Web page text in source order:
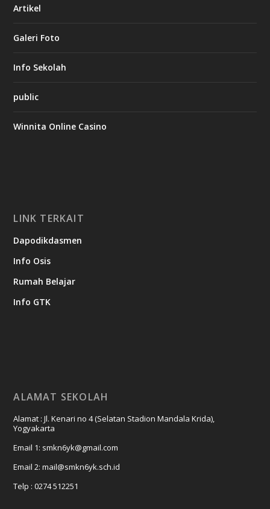
Artikel
Galeri Foto
Info Sekolah
public
Winnita Online Casino
LINK TERKAIT
Dapodikdasmen
Info Osis
Rumah Belajar
Info GTK
ALAMAT SEKOLAH
Alamat : Jl. Kenari no 4 (Selatan Stadion Mandala Krida),
Yogyakarta
Email 1: smkn6yk@gmail.com
Email 2: mail@smkn6yk.sch.id
Telp : 0274 512251